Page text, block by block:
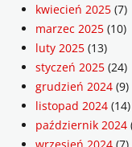
kwiecień 2025 (7)
marzec 2025 (10)
luty 2025 (13)
styczeń 2025 (24)
grudzień 2024 (9)
listopad 2024 (14)
październik 2024